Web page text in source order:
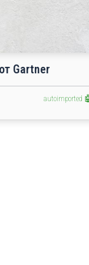
Gartner
autoimported